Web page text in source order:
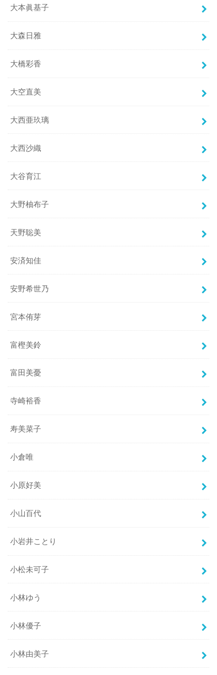
大本眞基子
大森日雅
大橋彩香
大空直美
大西亜玖璃
大西沙織
大谷育江
大野柚布子
天野聡美
安済知佳
安野希世乃
宮本侑芽
富樫美鈴
富田美憂
寺崎裕香
寿美菜子
小倉唯
小原好美
小山百代
小岩井ことり
小松未可子
小林ゆう
小林優子
小林由美子